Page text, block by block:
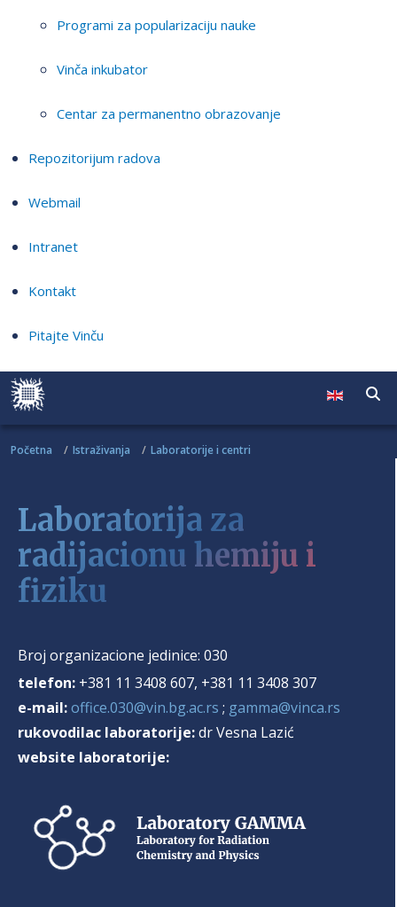
Programi za popularizaciju nauke
Vinča inkubator
Centar za permanentno obrazovanje
Repozitorijum radova
Webmail
Intranet
Kontakt
Pitajte Vinču
Početna Istraživanja Laboratorije i centri
Laboratorija za
radijacionu hemiju i
fiziku
Broj organizacione jedinice: 030
telefon: +381 11 3408 607, +381 11 3408 307
e-mail:office.030@vin.bg.ac.rs ; gamma@vinca.rs
rukovodilac laboratorije:drVesna Lazić
website laboratorije: